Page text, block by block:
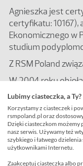
Agnieszka jest
certyfikatu:
Ekonomicznego w
studium
Z RSM Poland
W 2004 roku
Działu
2010 została
Zarządza pracą
Rachunkowych,
Płac w biurze w
Lubimy ciasteczka, a Ty?
Korzystamy z ciasteczek i
rsmpoland.pl oraz
Dzięki ciasteczkom
nasz serwis. Używamy też
szybkiego i łatwego
użytkownikami Internetu.
Zaakceptuj ciasteczka albo